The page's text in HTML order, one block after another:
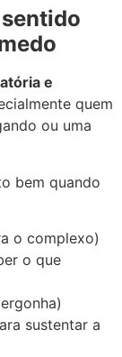
e
quem
ou uma
bem quando
o complexo)
o que
sustentar a